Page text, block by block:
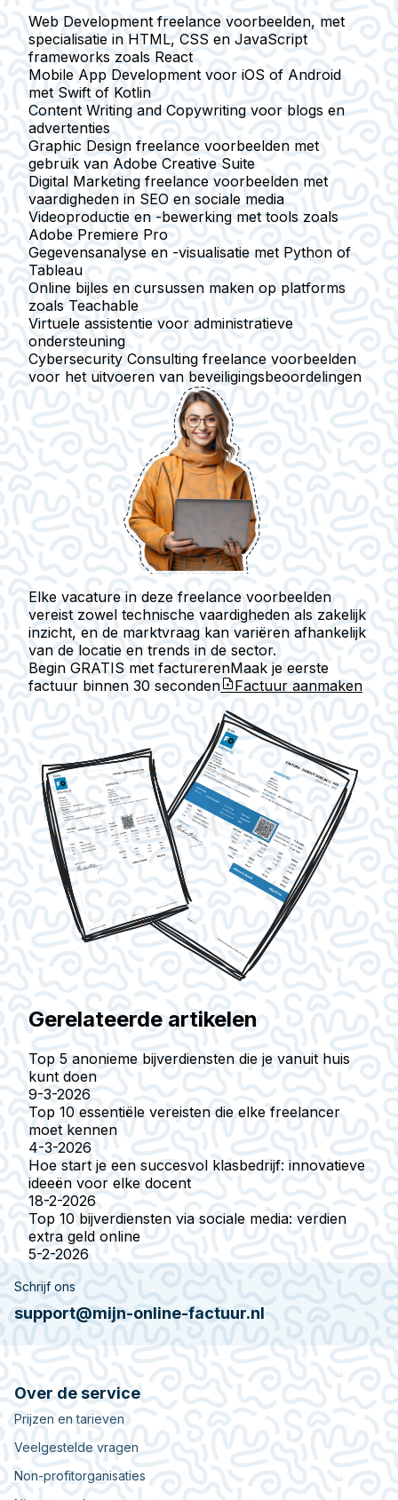
Web Development freelance voorbeelden, met
specialisatie in HTML, CSS en JavaScript
frameworks zoals React
Mobile App Developmentvoor iOS of Android
met Swift of Kotlin
Content Writing and Copywriting voor blogs en
advertenties
Graphic Design freelance voorbeelden met
gebruik van Adobe Creative Suite
Digital Marketing freelance voorbeelden met
vaardigheden in SEO en sociale media
Videoproductie en -bewerking met tools zoals
Adobe Premiere Pro
Gegevensanalyse en -visualisatie met Python of
Tableau
Online bijles en cursussen maken op platforms
zoals Teachable
Virtuele assistentie voor administratieve
ondersteuning
Cybersecurity Consulting freelance voorbeelden
voor het uitvoeren van beveiligingsbeoordelingen
Elke vacature in deze freelance voorbeelden
vereist zowel technische vaardigheden als zakelijk
inzicht, en de marktvraag kan variëren afhankelijk
van de locatie en trends in de sector.
Begin GRATIS met facturerenMaak je eerste
factuur binnen 30 seconden Factuur aanmaken
Gerelateerde artikelen
Top 5 anonieme bijverdiensten die je vanuit huis
kunt doen
9-3-2026
Top 10 essentiële vereisten die elke freelancer
moet kennen
4-3-2026
Hoe start je een succesvol klasbedrijf: innovatieve
ideeën voor elke docent
18-2-2026
Top 10 bijverdiensten via sociale media: verdien
extra geld online
5-2-2026
Schrijf ons
support@mijn-online-factuur.nl
Over de service
Prijzen en tarieven
Veelgestelde vragen
Non-profitorganisaties